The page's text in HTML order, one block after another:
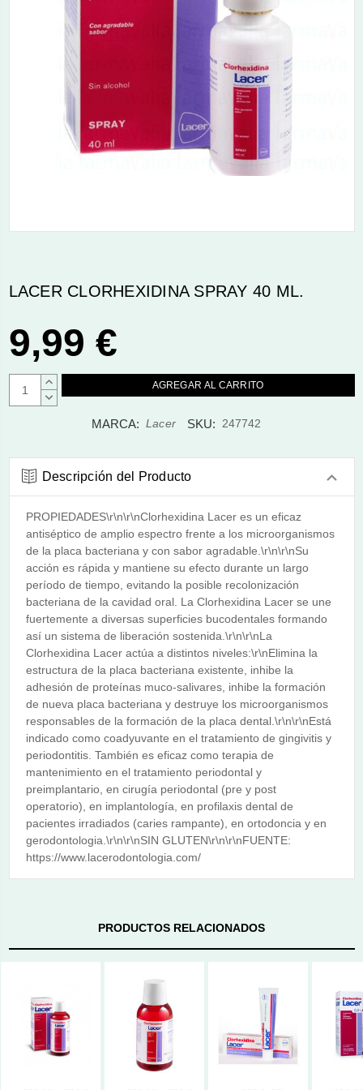
LACER CLORHEXIDINA SPRAY 40 ML.
9,99 €
AUMENTAR
CANTIDAD:
DISMINUIR
MARCA: Lacer SKU: 247742
Descripción del Producto
PROPIEDADES\r\n\r\nClorhexidina Lacer es un eficaz
antiséptico de amplio espectro frente a los microorganismos
de la placa bacteriana y con sabor agradable.\r\n\r\nSu
acción es rápida y mantiene su efecto durante un largo
período de tiempo, evitando la posible recolonización
bacteriana de la cavidad oral. La Clorhexidina Lacer se une
fuertemente a diversas superficies bucodentales formando
así un sistema de liberación sostenida.\r\n\r\nLa
Clorhexidina Lacer actúa a distintos niveles:\r\nElimina la
estructura de la placa bacteriana existente, inhibe la
adhesión de proteínas muco-salivares, inhibe la formación
de nueva placa bacteriana y destruye los microorganismos
responsables de la formación de la placa dental.\r\n\r\nEstá
indicado como coadyuvante en el tratamiento de gingivitis y
periodontitis. También es eficaz como terapia de
mantenimiento en el tratamiento periodontal y
preimplantario, en cirugía periodontal (pre y post
operatorio), en implantología, en profilaxis dental de
pacientes irradiados (caries rampante), en ortodoncia y en
gerodontologia.\r\n\r\nSIN GLUTEN\r\n\r\nFUENTE:
https://www.lacerodontologia.com/
PRODUCTOS RELACIONADOS